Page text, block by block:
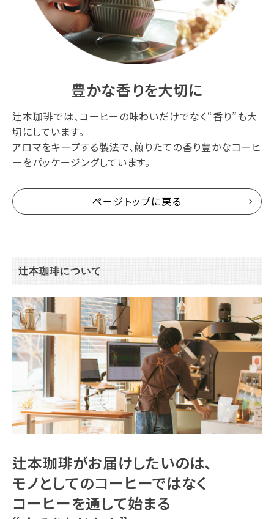
豊かな香りを大切に
辻本珈琲では、コーヒーの味わいだけでなく“香り”も大
切にしています。
アロマをキープする製法で、煎りたての香り豊かなコーヒ
ーをパッケージングしています。
ページトップに戻る
辻本珈琲について
辻本珈琲がお届けしたいのは、
モノとしてのコーヒーではなく
コーヒーを通して始まる